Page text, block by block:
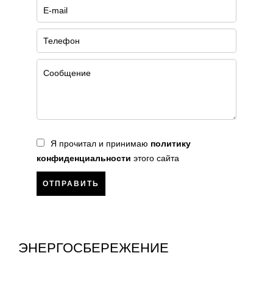
Я прочитал и принимаю политику
конфиденциальности этого сайта
ОТПРАВИТЬ
ЭНЕРГОСБЕРЕЖЕНИЕ